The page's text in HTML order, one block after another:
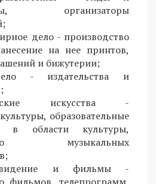
организаторы
дело - производство
на нее принтов,
и бижутерии;
- издательства и
искусства -
образовательные
в области культуры,
музыкальных
и фильмы -